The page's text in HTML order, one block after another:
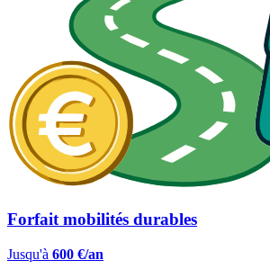
Forfait mobilités durables
Jusqu'à 600 €/an